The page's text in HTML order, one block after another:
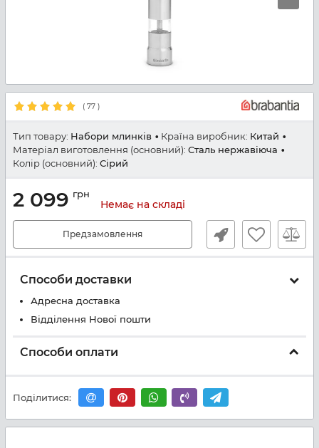
( 77 )
Тип товару: Набори млинків Країна виробник: Китай
Матеріал виготовлення (основний): Сталь нержавіюча
Колір (основний): Сірий
2 099 грн
Немає на складі
Предзамовлення
Способи доставки
Адресна доставка
Відділення Нової пошти
Способи оплати
Поділитися: